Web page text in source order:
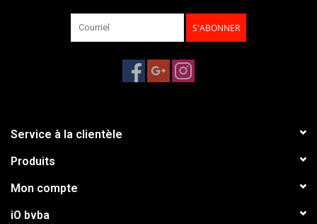
S'ABONNER
Service à la clientèle
Produits
Mon compte
iO bvba